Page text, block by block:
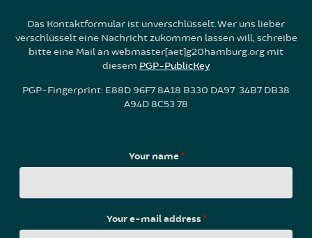
Das Kontaktformular ist unverschlüsselt. Wer uns lieber
verschlüsselt eine Nachricht zukommen lassen will, schreibe
bitte eine Mail an webmaster[aet]g20hamburg.org mit
diesem PGP-PublicKey
PGP-Fingerprint: E88D 96F7 8A18 B330 DA97 34B7 DB38
A94D 8C53 78
Your name*
Your e-mail address*